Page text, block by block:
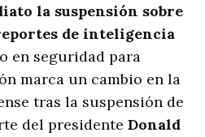
la suspensión sobre
de inteligencia
en seguridad para
marca un cambio en la
tras la suspensión de
del presidenteDonald